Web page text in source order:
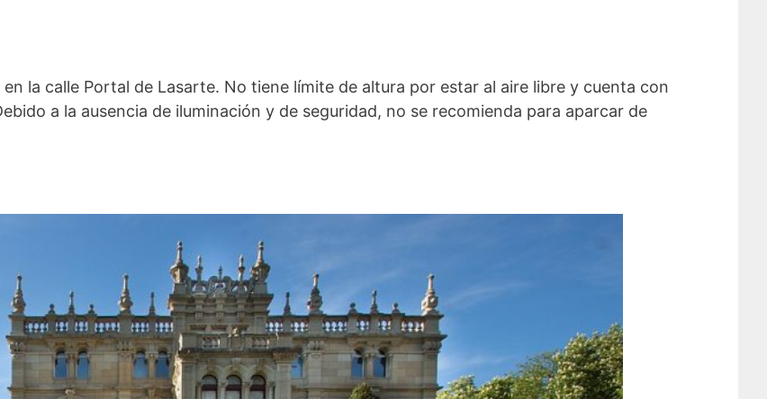
la calle Portal de Lasarte. No tiene límite de altura por estar al aire libre y cuenta con
a la ausencia de iluminación y de seguridad, no se recomienda para aparcar de